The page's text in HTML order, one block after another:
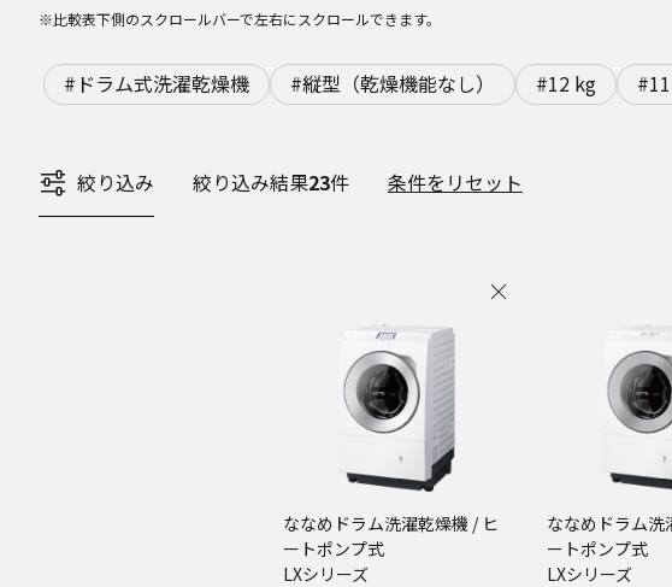
※比較表下側のスクロールバーで左右にスクロールできます。
#ドラム式洗濯乾燥機 #縦型（乾燥機能なし） #12 kg
絞り込み 絞り込み結果23件 条件をリセット
ななめドラム洗濯乾燥機 / ヒ
ートポンプ式
LXシリーズ
ななめドラム洗
ートポンプ式
LXシリーズ